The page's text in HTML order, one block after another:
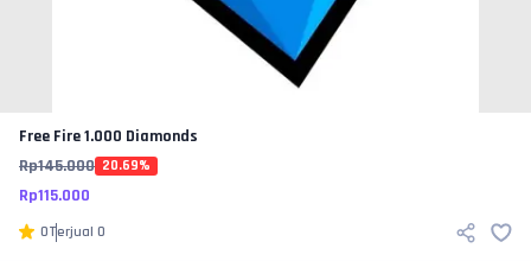
Free Fire1.000 Diamonds
Rp145.000 20.69%
Rp115.000
0Terjual 0